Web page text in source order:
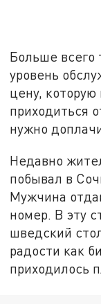
Больше всего
уровень
цену,
приходиться
нужно
Недавно
побывал в
Мужчина
номер. В эту
шведский
радости как
приходилось